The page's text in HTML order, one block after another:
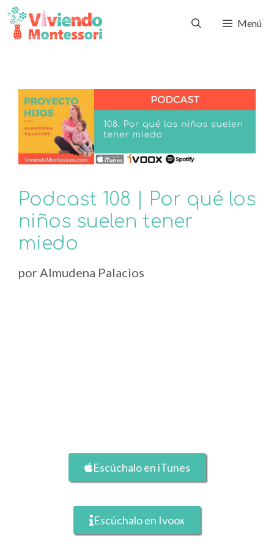
Menú
Podcast 108 | Por qué los
niños suelen tener
miedo
por Almudena Palacios
Escúchalo en iTunes
Escúchalo en Ivoox